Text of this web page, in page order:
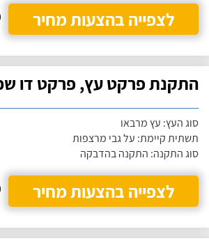
לצפייה בהצעות מחיר
0
התקנת פרקט עץ, פרקט דו
סוג העץ: עץ מרבאו
תשתית קיימת: על גבי מרצפות
סוג התקנה: התקנה בהדבקה
לצפייה בהצעות מחיר
0